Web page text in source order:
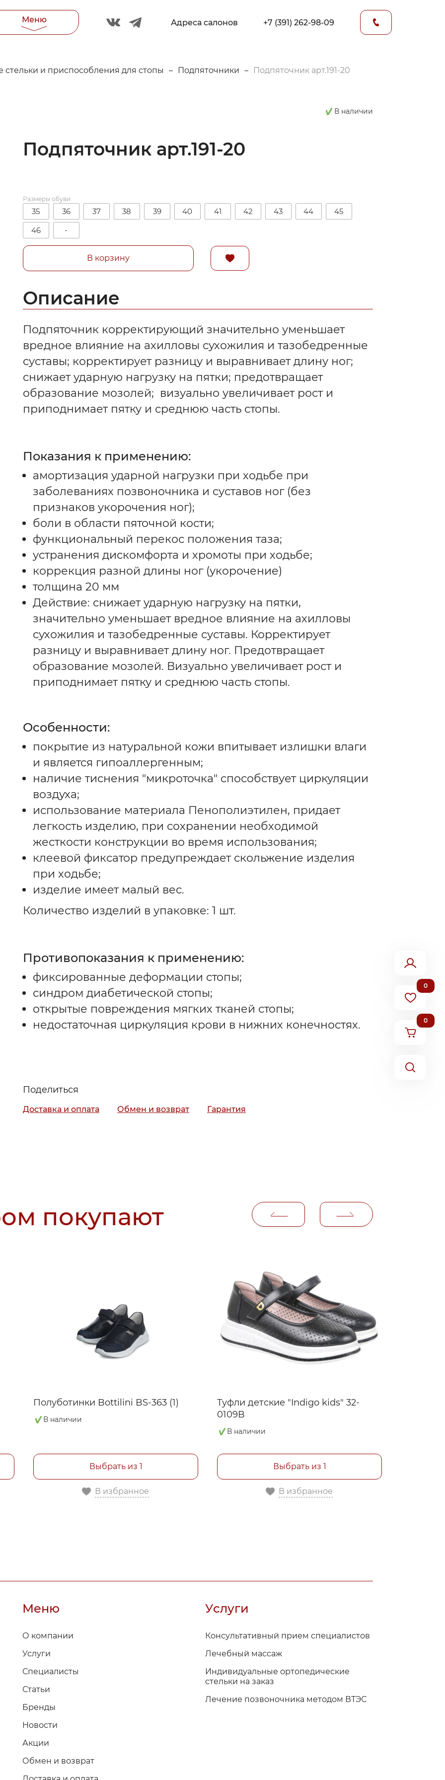
+7 (391) 262-98-09
Адреса салонов
Меню
0
0
стельки и приспособления для стопы – Подпяточники – Подпяточник арт.191-20
В наличии
Подпяточник арт.191-20
Размеры обуви
35 36 37 38 39 40 41 42 43 44
45
46
-
В корзину
Описание
Подпяточник корректирующий значительно уменьшает
вредное влияние на ахилловы сухожилия и тазобедренные
суставы; корректирует разницу и выравнивает длину ног;
снижает ударную нагрузку на пятки; предотвращает
образование мозолей; визуально увеличивает рост и
приподнимает пятку и среднюю часть стопы.
Показания к применению:
амортизация ударной нагрузки при ходьбе при
заболеваниях позвоночника и суставов ног (без
признаков укорочения ног);
боли в области пяточной кости;
функциональный перекос положения таза;
устранения дискомфорта и хромоты при ходьбе;
коррекция разной длины ног (укорочение)
толщина 20 мм
Действие: снижает ударную нагрузку на пятки,
значительно уменьшает вредное влияние на ахилловы
сухожилия и тазобедренные суставы. Корректирует
разницу и выравнивает длину ног. Предотвращает
образование мозолей. Визуально увеличивает рост и
приподнимает пятку и среднюю часть стопы.
Особенности:
покрытие из натуральной кожи впитывает излишки влаги
и является гипоаллергенным;
наличие тиснения "микроточка" способствует циркуляции
воздуха;
использование материала Пенополиэтилен, придает
легкость изделию, при сохранении необходимой
жесткости конструкции во время использования;
клеевой фиксатор предупреждает скольжение изделия
при ходьбе;
изделие имеет малый вес.
Количество изделий в упаковке: 1 шт.
Противопоказания к применению:
фиксированные деформации стопы;
синдром диабетической стопы;
открытые повреждения мягких тканей стопы;
недостаточная циркуляция крови в нижних конечностях.
Поделиться
Доставка и оплата Обмен и возврат Гарантия
покупают
Полуботинки Bottilini BS-363 (1)
В наличии
Выбрать из 1
В избранное
Туфли детские "Indigo kids" 32-
0109B
В наличии
Выбрать из 1
В избранное
Меню
О компании
Услуги
Специалисты
Статьи
Бренды
Новости
Акции
Обмен и возврат
Услуги
Консультативный прием специалистов
Лечебный массаж
Индивидуальные ортопедические
стельки на заказ
Лечение позвоночника методом ВТЭС